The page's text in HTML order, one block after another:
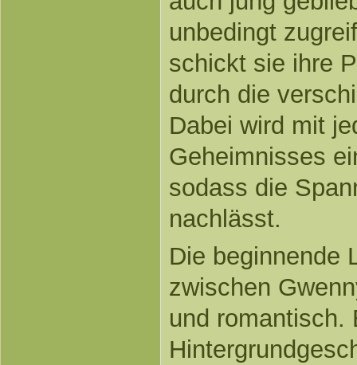
unbedingt
schickt sie ihre
durch die
Dabei wird mit
Geheimnisses
sodass die
nachlässt.
Die beginnende
zwischen
und romantisch.